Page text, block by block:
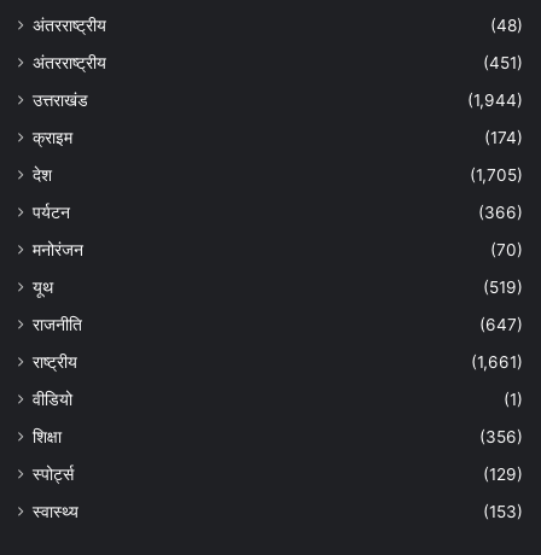
अंतरराष्ट्रीय
(48)
अंतरराष्ट्रीय
(451)
उत्तराखंड
(1,944)
क्राइम
(174)
देश
(1,705)
पर्यटन
(366)
मनोरंजन
(70)
यूथ
(519)
राजनीति
(647)
राष्ट्रीय
(1,661)
वीडियो
(1)
शिक्षा
(356)
स्पोर्ट्स
(129)
स्वास्थ्य
(153)